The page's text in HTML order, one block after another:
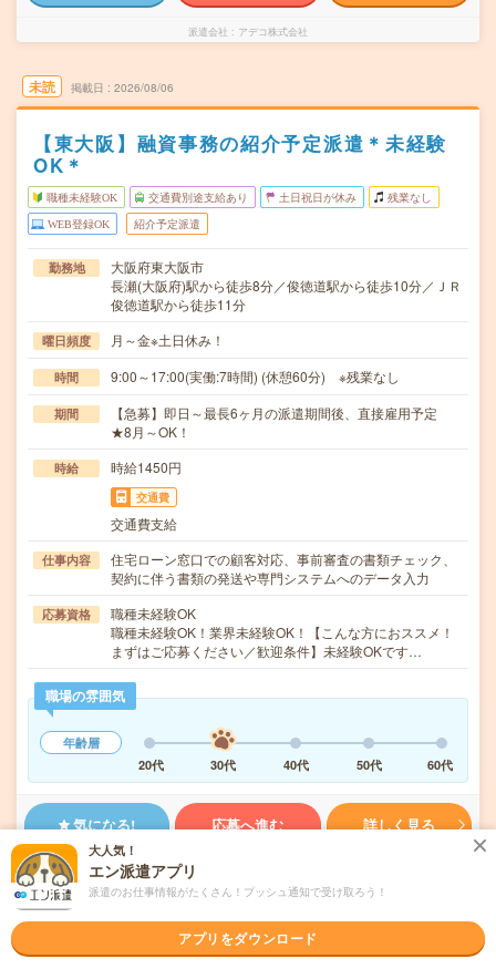
派遣会社 アデコ株式会社
未読 掲載日 2026/08/06
【東大阪】融資事務の紹介予定派遣＊未経験
OK＊
職種未経験OK 交通費別途支給あり 土日祝日が休み 残業なし
WEB登録OK 紹介予定派遣
勤務地
大阪府東大阪市
長瀬(大阪府)駅から徒歩8分／俊徳道駅から徒歩10分／ＪＲ
俊徳道駅から徒歩11分
曜日頻度 月～金※土日休み！
時間 9:00～17:00(実働:7時間) (休憩60分) ※残業なし
期間
【急募】即日～最長6ヶ月の派遣期間後、直接雇用予定
★8月～OK！
時給 時給1450円
交通費
交通費支給
仕事内容
住宅ローン窓口での顧客対応、事前審査の書類チェック、
契約に伴う書類の発送や専門システムへのデータ入力
応募資格
職種未経験OK
職種未経験OK！業界未経験OK！【こんな方におススメ！
まずはご応募ください／歓迎条件】未経験OKです…
職場の雰囲気
年齢層
20代
30代 40代 50代 60代
気になる! 応募へ進む 詳しく見る
派遣会社
未読
大人気！
エン派遣アプリ
派遣のお仕事情報がたくさん！プッシュ通知で受け取ろう！
アプリをダウンロード